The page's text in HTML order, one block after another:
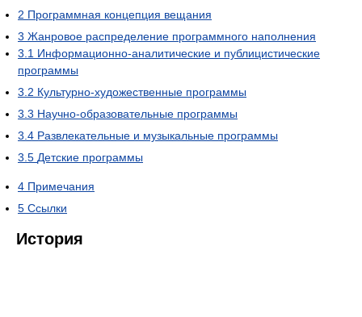
2 Программная концепция вещания
3 Жанровое распределение программного наполнения
3.1 Информационно-аналитические и публицистические
программы
3.2 Культурно-художественные программы
3.3 Научно-образовательные программы
3.4 Развлекательные и музыкальные программы
3.5 Детские программы
4 Примечания
5 Ссылки
История